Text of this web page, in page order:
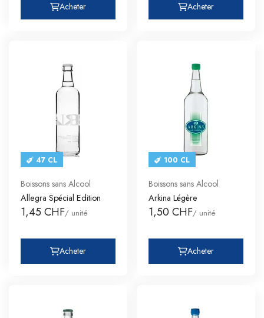
Acheter Acheter
47 CL
Boissons sans Alcool
Allegra Spécial Edition
1,45 CHF/ unité
Acheter
100 CL
Boissons sans Alcool
Arkina Légère
1,50 CHF/ unité
Acheter